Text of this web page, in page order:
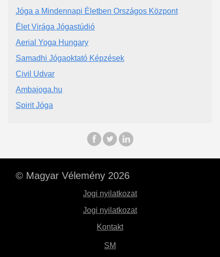
Jóga a Mindennapi Életben Országos Központ
Élet Virága Jógastúdió
Aerial Yoga Hungary
Samadhi Jógaoktató Képzések
Civil Udvar
Ambajoga.hu
Spirit Jóga
© Magyar Vélemény 2026
Jogi nyilatkozat
Jogi nyilatkozat
Kontakt
SM